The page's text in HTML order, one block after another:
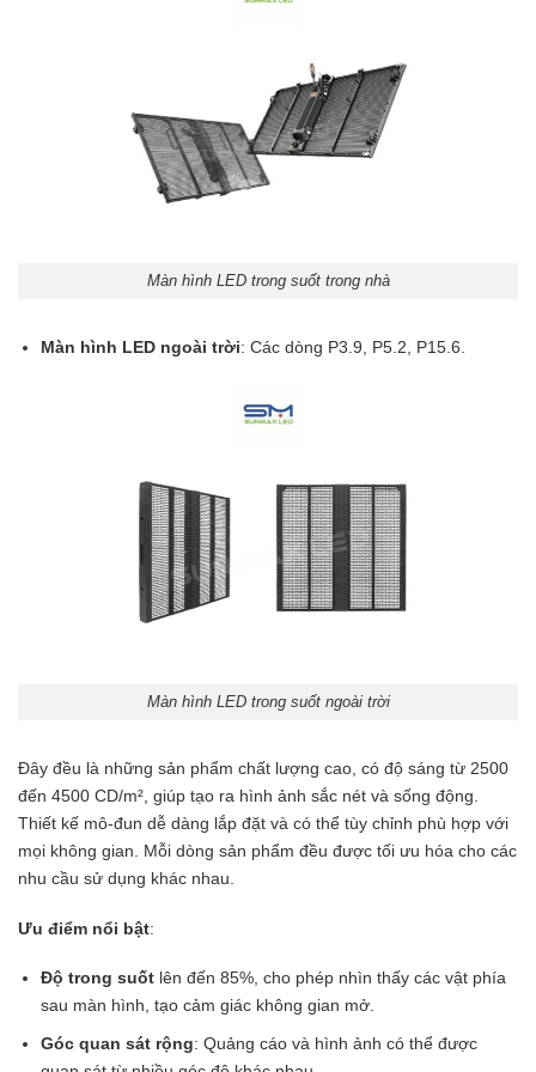
Màn hình LED trong suốt trong nhà
Màn hình LED ngoài trời: Các dòng P3.9, P5.2, P15.6.
Màn hình LED trong suốt ngoài trời
Đây đều là những sản phẩm chất lượng cao, có độ sáng từ 2500
đến 4500 CD/m², giúp tạo ra hình ảnh sắc nét và sống động.
Thiết kế mô-đun dễ dàng lắp đặt và có thể tùy chỉnh phù hợp với
mọi không gian. Mỗi dòng sản phẩm đều được tối ưu hóa cho các
nhu cầu sử dụng khác nhau.
Ưu điểm nổi bật:
Độ trong suốtlên đến 85%, cho phép nhìn thấy các vật phía
sau màn hình, tạo cảm giác không gian mở.
Góc quan sát rộng: Quảng cáo và hình ảnh có thể được